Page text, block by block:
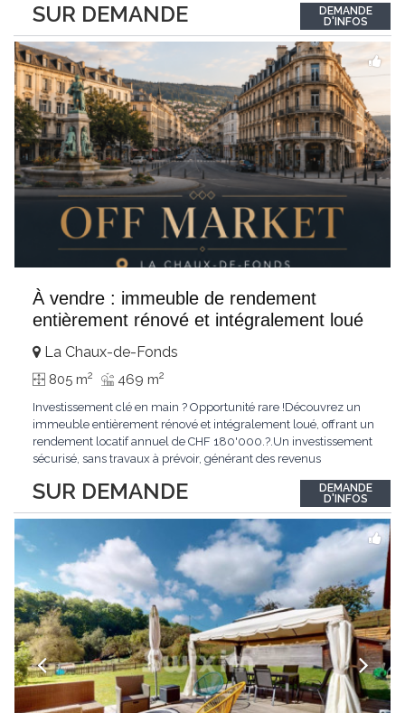
SUR DEMANDE
de Grandson, entourée de nature et d’un verger de fruitiers, et...
DEMANDE
D'INFOS
À vendre : immeuble de rendement
entièrement rénové et intégralement loué
SUR DEMANDE
La Chaux-de-Fonds
805 m2 469 m2
Investissement clé en main ? Opportunité rare !Découvrez un
immeuble entièrement rénové et intégralement loué, offrant un
rendement locatif annuel de CHF 180'000.?.Un investissement
sécurisé, sans travaux à prévoir, générant des revenus
d'informations ou recevoir le dossier.
DEMANDE
D'INFOS